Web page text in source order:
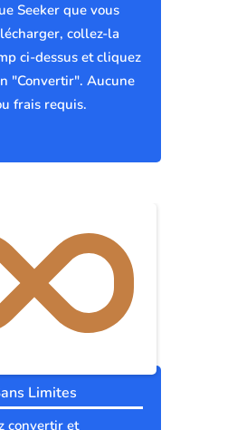
Seeker que vous
collez-la
ci-dessus et cliquez
"Convertir". Aucune
frais requis.
Limites
convertir et